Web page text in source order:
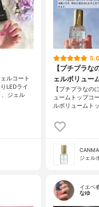
ルコート
LEDライ
、ジェル
【プチプラ
ェルボリュー
【プチプラなの
ュームトップ
ルボリュームト
ジェル
イエベ
なゆ